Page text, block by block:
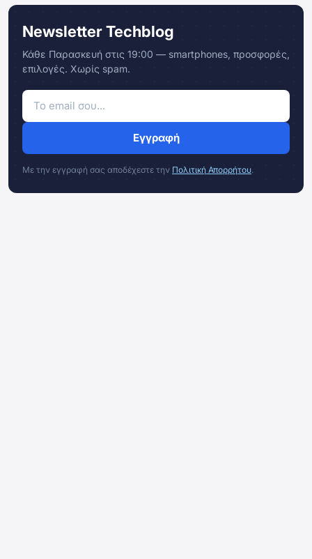
Newsletter Techblog
Κάθε Παρασκευή στις 19:00 — smartphones, προσφορές,
επιλογές. Χωρίς spam.
Εγγραφή
Με την εγγραφή σας αποδέχεστε την Πολιτική Απορρήτου.